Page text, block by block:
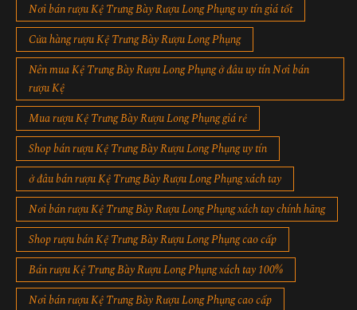
Nơi bán rượu Kệ Trưng Bày Rượu Long Phụng uy tín giá tốt
Cửa hàng rượu Kệ Trưng Bày Rượu Long Phụng
Nên mua Kệ Trưng Bày Rượu Long Phụng ở đâu uy tín Nơi bán
rượu Kệ
Mua rượu Kệ Trưng Bày Rượu Long Phụng giá rẻ
Shop bán rượu Kệ Trưng Bày Rượu Long Phụng uy tín
ở đâu bán rượu Kệ Trưng Bày Rượu Long Phụng xách tay
Nơi bán rượu Kệ Trưng Bày Rượu Long Phụng xách tay chính hãng
Shop rượu bán Kệ Trưng Bày Rượu Long Phụng cao cấp
Bán rượu Kệ Trưng Bày Rượu Long Phụng xách tay 100%
Nơi bán rượu Kệ Trưng Bày Rượu Long Phụng cao cấp